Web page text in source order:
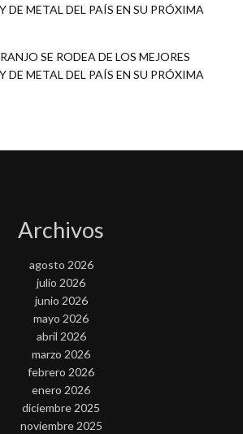
DE METAL DEL PAÍS EN SU PRÓXIMA
SE RODEA DE LOS MEJORES
DE METAL DEL PAÍS EN SU PRÓXIMA
Archivos
agosto 2026
julio 2026
junio 2026
mayo 2026
abril 2026
marzo 2026
febrero 2026
enero 2026
diciembre 2025
noviembre 2025